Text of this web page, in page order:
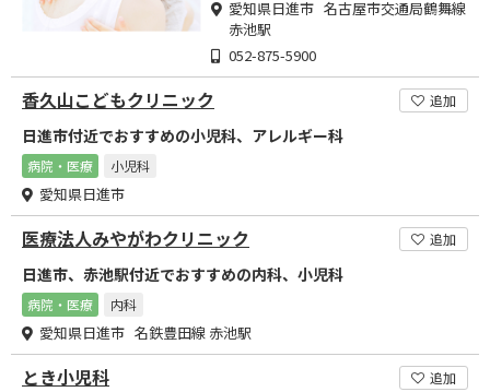
愛知県日進市 名古屋市交通局鶴舞線
赤池駅
052-875-5900
香久山こどもクリニック 追加
日進市付近でおすすめの小児科、アレルギー科
病院・医療 小児科
愛知県日進市
医療法人みやがわクリニック 追加
日進市、赤池駅付近でおすすめの内科、小児科
病院・医療 内科
愛知県日進市 名鉄豊田線 赤池駅
とき小児科 追加